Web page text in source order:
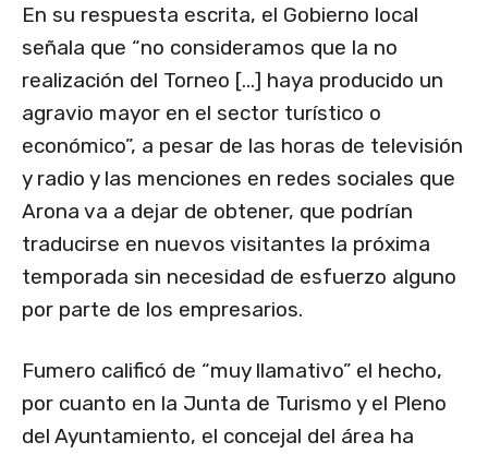
En su respuesta escrita, el Gobierno local
señala que “no consideramos que la no
realización del Torneo […] haya producido un
agravio mayor en el sector turístico o
económico”, a pesar de las horas de televisión
y radio y las menciones en redes sociales que
Arona va a dejar de obtener, que podrían
traducirse en nuevos visitantes la próxima
temporada sin necesidad de esfuerzo alguno
por parte de los empresarios.
Fumero calificó de “muy llamativo” el hecho,
por cuanto en la Junta de Turismo y el Pleno
del Ayuntamiento, el concejal del área ha